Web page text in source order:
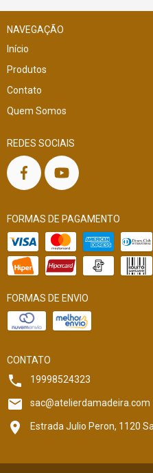
NAVEGAÇÃO
Início
Produtos
Contato
Quem Somos
REDES SOCIAIS
FORMAS DE PAGAMENTO
FORMAS DE ENVIO
CONTATO
19998524323
sac@atelierdamadeira.com
Estrada Julio Peron, 1120